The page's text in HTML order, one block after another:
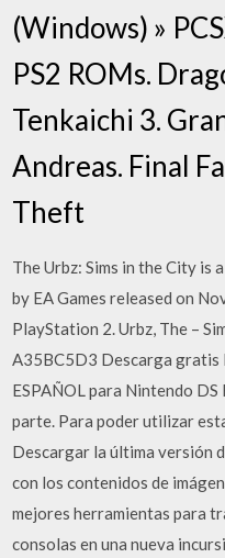
(Windows) »
PS2 ROMs.
Tenkaichi 3.
Andreas. Final
Theft
The Urbz: Sims in the City is
by EA Games released on
PlayStation 2. Urbz, The –
A35BC5D3 Descarga gratis
ESPAÑOL para Nintendo
parte. Para poder utilizar
Descargar la última versión
con los contenidos de
mejores herramientas para
consolas en una nueva